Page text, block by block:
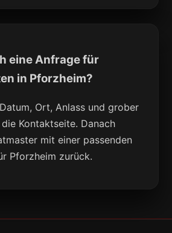
eine Anfrage für
in Pforzheim?
Ort, Anlass und grober
Kontaktseite. Danach
mit einer passenden
Pforzheim zurück.